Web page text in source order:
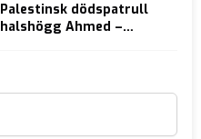
Palestinsk dödspatrull
halshögg Ahmed –